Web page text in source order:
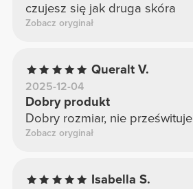
czujesz się jak druga skóra
Zobacz oryginał
Queralt V.
2025-12-04
Dobry produkt
Dobry rozmiar, nie prześwituje
Zobacz oryginał
Isabella S.